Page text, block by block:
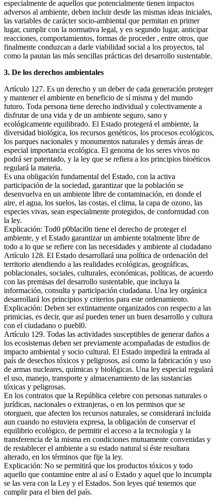
especialmente de aquellos que potencialmente tienen impactos
adversos al ambiente, deben incluir desde las mismas ideas iniciales,
las variables de carácter socio-ambiental que permitan en primer
lugar, cumplir con la normativa legal, y en segundo lugar, anticipar
reacciones, comportamientos, formas de proceder , entre otros, que
finalmente conduzcan a darle viabilidad social a los proyectos, tal
como la pautan las más sencillas prácticas del desarrollo sustentable.
3. De los derechos ambientales
Artículo 127. Es un derecho y un deber de cada generación proteger
y mantener el ambiente en beneficio de sí misma y del mundo
futuro. Toda persona tiene derecho individual y colectivamente a
disfrutar de una vida y de un ambiente seguro, sano y
ecológicamente equilibrado. El Estado protegerá el ambiente, la
diversidad biológica, los recursos genéticos, los procesos ecológicos,
los parques nacionales y monumentos naturales y demás áreas de
especial importancia ecológica. El genoma de los seres vivos no
podrá ser patentado, y la ley que se refiera a los principios bioéticos
regulará la materia.
Es una obligación fundamental del Estado, con la activa
participación de la sociedad, garantizar que la población se
desenvuelva en un ambiente libre de contaminación, en donde el
aire, el agua, los suelos, las costas, el clima, la capa de ozono, las
especies vivas, sean especialmente protegidos, de conformidad con
la ley.
Explicación: Tod0 p0blaci0n tiene el derecho de proteger el
ambiente, y el Estado garantizar un ambiente totalmente libre de
todo a lo que se refiere con las necesidades y ambiente al ciudadano
Artículo 128. El Estado desarrollará una política de ordenación del
territorio atendiendo a las realidades ecológicas, geográficas,
poblacionales, sociales, culturales, económicas, políticas, de acuerdo
con las premisas del desarrollo sustentable, que incluya la
información, consulta y participación ciudadana. Una ley orgánica
desarrollará los principios y criterios para este ordenamiento.
Explicación: Deben ser extintamente organizados con respecto a las
primicias, es decir, que así pueden tener un buen desarrollo y cultura
con el ciudadano o puebl0.
Artículo 129. Todas las actividades susceptibles de generar daños a
los ecosistemas deben ser previamente acompañadas de estudios de
impacto ambiental y socio cultural. El Estado impedirá la entrada al
país de desechos tóxicos y peligrosos, así como la fabricación y uso
de armas nucleares, químicas y biológicas. Una ley especial regulará
el uso, manejo, transporte y almacenamiento de las sustancias
tóxicas y peligrosas.
En los contratos que la República celebre con personas naturales o
jurídicas, nacionales o extranjeras, o en los permisos que se
otorguen, que afecten los recursos naturales, se considerará incluida
aun cuando no estuviera expresa, la obligación de conservar el
equilibrio ecológico, de permitir el acceso a la tecnología y la
transferencia de la misma en condiciones mutuamente convenidas y
de restablecer el ambiente a su estado natural si éste resultara
alterado, en los términos que fije la ley.
Explicación: No se permitirá que los productos tóxicos y todo
aquello que contamine entre al así o Estado y aquel que lo incumpla
se las vera con la Ley y el Estados. Son leyes qué tenemos que
cumplir para el bien del país.